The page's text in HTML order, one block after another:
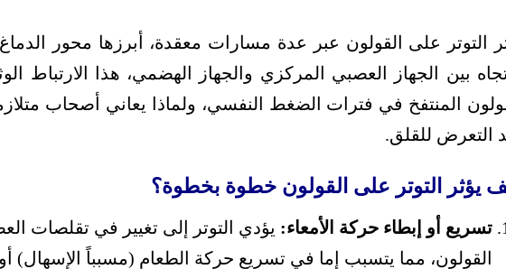
التوتر على القولون عبر عدة مسارات معقدة، أبرزها محور الدماغ-
بين الجهاز العصبي المركزي والجهاز الهضمي، هذا الارتباط
المنتفخ في فترات الضغط النفسي، ولماذا يعاني أصحاب
التعرض للقلق.
يؤثر التوتر على القولون خطوة بخطوة؟
تسريع أو إبطاء حركة الأمعاء: يؤدي التوتر إلى تغيير في تقلصات
القولون، مما يتسبب إما في تسريع حركة الطعام (مسبباً الإسهال)